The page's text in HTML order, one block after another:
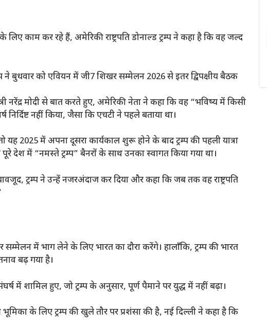
काम कर रहे हैं, अमेरिकी राष्ट्रपति डोनाल्ड ट्रम्प ने कहा है कि वह जल्द
ट्रंप ने बुधवार को एवियन में जी7 शिखर सम्मेलन 2026 से इतर द्विपक्षीय बैठक
नरेंद्र मोदी से बात करते हुए, अमेरिकी नेता ने कहा कि वह “भविष्य में किसी
नहीं किया, जैसा कि एचटी ने पहले बताया था।
यह 2025 में अपना दूसरा कार्यकाल शुरू होने के बाद ट्रम्प की पहली यात्रा
देश में “नमस्ते ट्रम्प” बैनरों के साथ उनका स्वागत किया गया था।
ट्रम्प ने उन्हें नजरअंदाज कर दिया और कहा कि जब तक वह राष्ट्रपति
सम्मेलन में भाग लेने के लिए भारत का दौरा करेंगे। हालाँकि, ट्रम्प की भारत
बढ़ गया है।
में शामिल हुए, जो ट्रम्प के अनुसार, पूर्ण पैमाने पर युद्ध में नहीं बढ़ा।
के लिए ट्रम्प की खुले तौर पर प्रशंसा की है, नई दिल्ली ने कहा है कि